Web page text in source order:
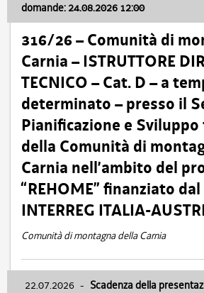
domande: 24.08.2026 12:00
316/26 – Comunità di
Carnia – ISTRUTTORE
TECNICO – Cat. D – a
determinato – presso il
Pianificazione e
della Comunità di
Carnia nell’ambito del
“REHOME” finanziato
INTERREG ITALIA-
Comunità di montagna della Carnia
22.07.2026 - Scadenza della